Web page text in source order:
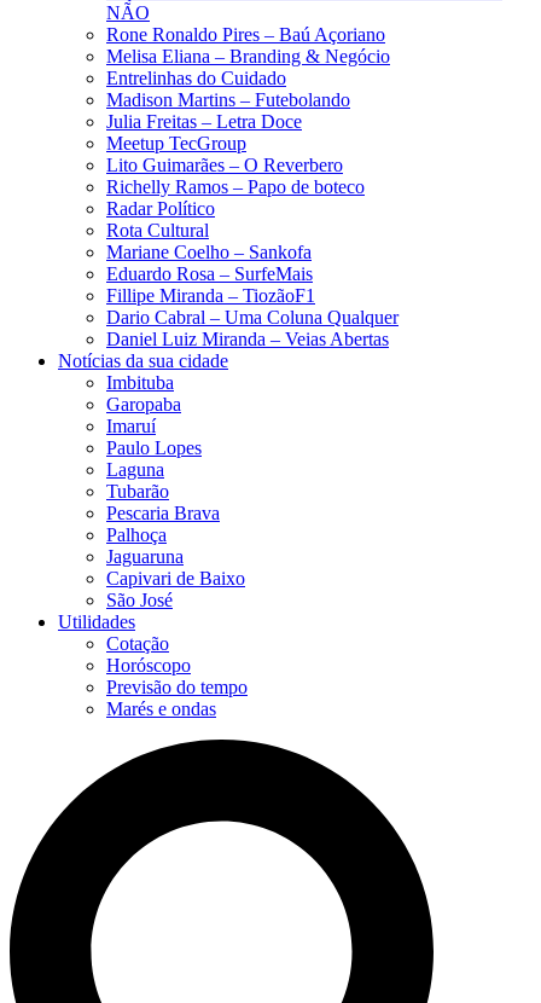
NÃO
Rone Ronaldo Pires – Baú Açoriano
Melisa Eliana – Branding & Negócio
Entrelinhas do Cuidado
Madison Martins – Futebolando
Julia Freitas​ – Letra Doce
Meetup TecGroup
Lito Guimarães – O Reverbero
Richelly Ramos​ – Papo de boteco
Radar Político
Rota Cultural
Mariane Coelho – Sankofa
Eduardo Rosa​ – SurfeMais
Fillipe Miranda – TiozãoF1
Dario Cabral – Uma Coluna Qualquer
Daniel Luiz Miranda – Veias Abertas
Notícias da sua cidade
Imbituba
Garopaba
Imaruí
Paulo Lopes
Laguna
Tubarão
Pescaria Brava
Palhoça
Jaguaruna
Capivari de Baixo
São José
Utilidades
Cotação
Horóscopo
Previsão do tempo
Marés e ondas